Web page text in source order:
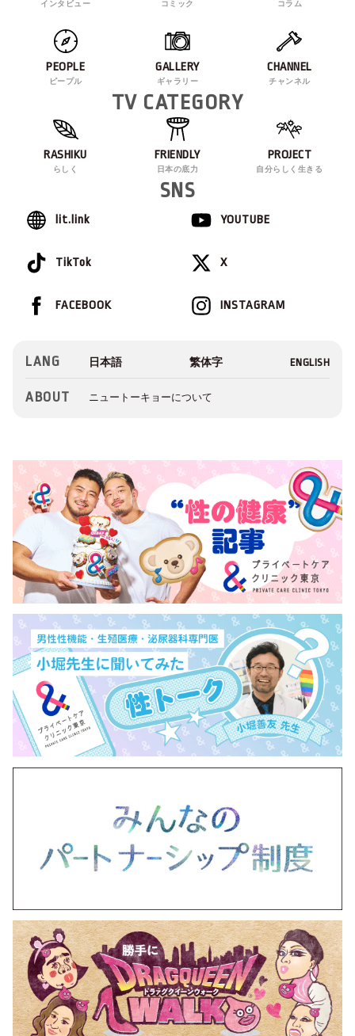
インタビュー コミック コラム
PEOPLE
ピープル
GALLERY
ギャラリー
CHANNEL
チャンネル
TV CATEGORY
RASHIKU
らしく
FRIENDLY
日本の底力
PROJECT
自分らしく生きる
SNS
lit.link YOUTUBE
TikTok X
INSTAGRAM
FACEBOOK
LANG
ABOUT ニュートーキョーについて